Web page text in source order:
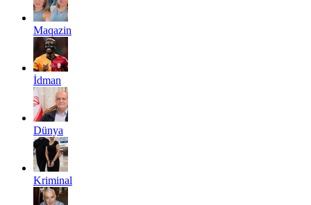
Maqazin
İdman
Dünya
Kriminal